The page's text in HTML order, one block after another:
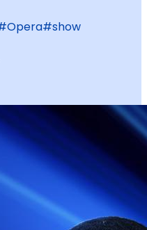
Opera#show